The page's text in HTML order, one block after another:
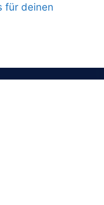
für deinen